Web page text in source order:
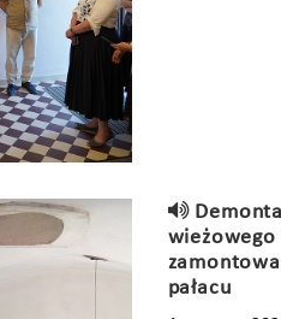
wieżowego
pałacu